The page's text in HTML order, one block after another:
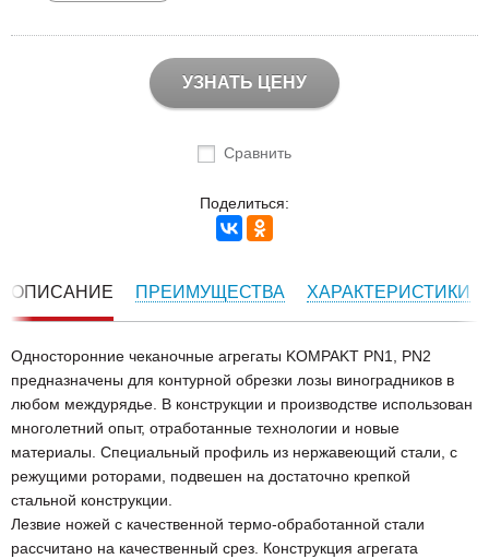
УЗНАТЬ ЦЕНУ
Сравнить
Поделиться:
ОПИСАНИЕ ПРЕИМУЩЕСТВА ХАРАКТЕРИСТИКИ
Односторонние чеканочные агрегаты KOMPAKT PN1, PN2
предназначены для контурной обрезки лозы виноградников в
любом междурядье. В конструкции и производстве использован
многолетний опыт, отработанные технологии и новые
материалы. Специальный профиль из нержавеющий стали, с
режущими роторами, подвешен на достаточно крепкой
стальной конструкции.
Лезвие ножей с качественной термо-обработанной стали
рассчитано на качественный срез. Конструкция агрегата